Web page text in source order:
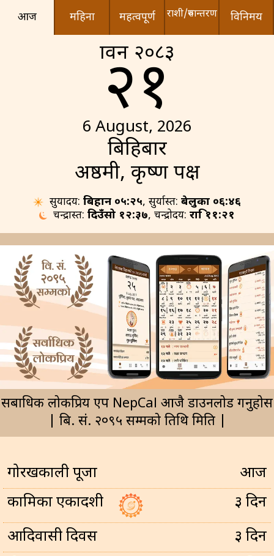
आज महिना महत्वपूर्ण राशी/रुपान्तरण विनिमय
श्रावन २०८३
२१
6 August, 2026
बिहिबार
अष्ठमी, कृष्ण पक्ष
सुर्योदय:बिहान ०५:२५, सुर्यास्त:बेलुका ०६:४६
चन्द्रास्त:दिउँसो १२:३७, चन्द्रोदय:रात्रि ११:२१
सर्बाधिक लोकप्रिय एप NepCal आजै डाउनलोड गर्नुहोस
| बि. सं. २०९५ सम्मको तिथि मिति |
गोरखकाली पूजा
आज
कामिका एकादशी
३ दिन
आदिवासी दिवस
३ दिन